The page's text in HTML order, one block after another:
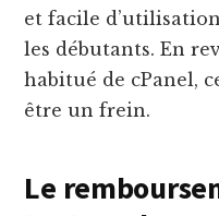
et facile
les débutants. En
habitué de cPanel,
être un frein.
Le